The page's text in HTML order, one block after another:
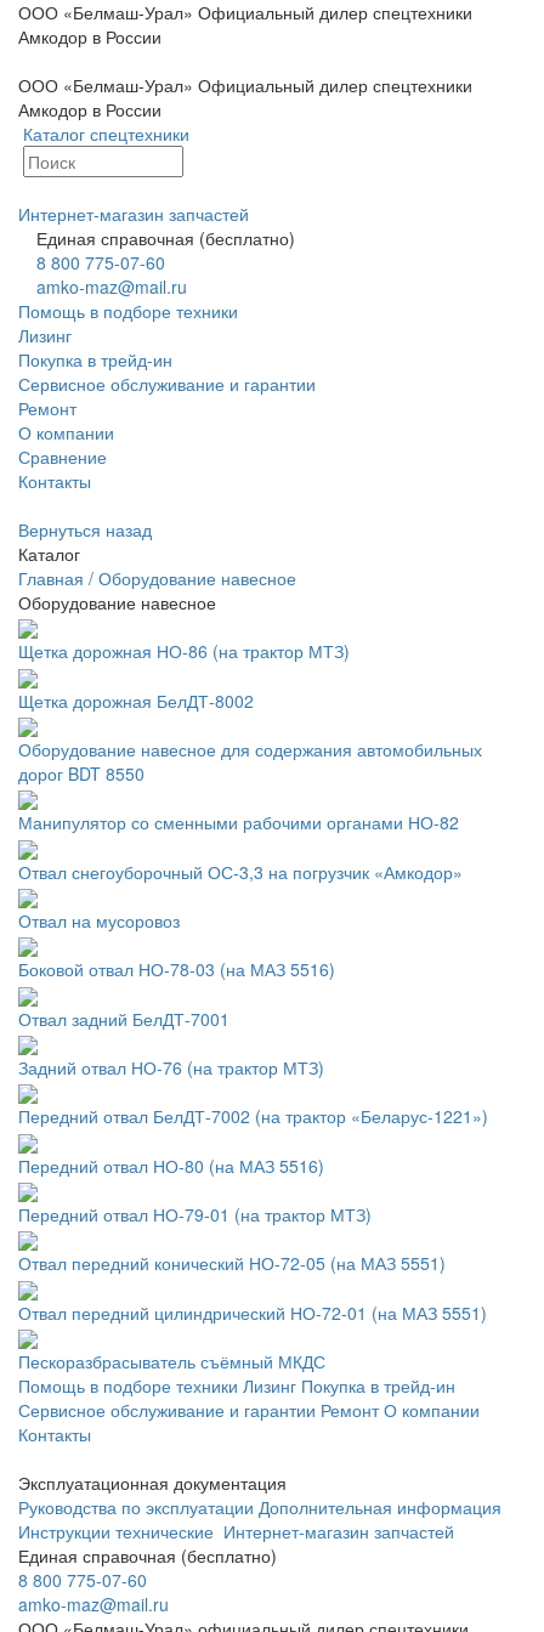
ООО «Белмаш-Урал» Официальный дилер спецтехники
Амкодор в России
ООО «Белмаш-Урал» Официальный дилер спецтехники
Амкодор в России
Каталог спецтехники
Интернет-магазин запчастей
Единая справочная (бесплатно)
8 800 775-07-60
amko-maz@mail.ru
Помощь в подборе техники
Лизинг
Покупка в трейд-ин
Сервисное обслуживание и гарантии
Ремонт
О компании
Сравнение
Контакты
Вернуться назад
Каталог
Главная / Оборудование навесное
Оборудование навесное
Щетка дорожная НО-86 (на трактор МТЗ)
Щетка дорожная БелДТ-8002
Оборудование навесное для содержания автомобильных
дорог BDT 8550
Манипулятор со сменными рабочими органами НО-82
Отвал снегоуборочный ОС-3,3 на погрузчик «Амкодор»
Отвал на мусоровоз
Боковой отвал НО-78-03 (на МАЗ 5516)
Отвал задний БелДТ-7001
Задний отвал НО-76 (на трактор МТЗ)
Передний отвал БелДТ-7002 (на трактор «Беларус-1221»)
Передний отвал НО-80 (на МАЗ 5516)
Передний отвал НО-79-01 (на трактор МТЗ)
Отвал передний конический НО-72-05 (на МАЗ 5551)
Отвал передний цилиндрический НО-72-01 (на МАЗ 5551)
Пескоразбрасыватель съёмный МКДС
Помощь в подборе техники Лизинг Покупка в трейд-ин
Сервисное обслуживание и гарантии Ремонт О компании
Контакты
Эксплуатационная документация
Руководства по эксплуатации Дополнительная информация
Инструкции технические Интернет-магазин запчастей
Единая справочная (бесплатно)
8 800 775-07-60
amko-maz@mail.ru